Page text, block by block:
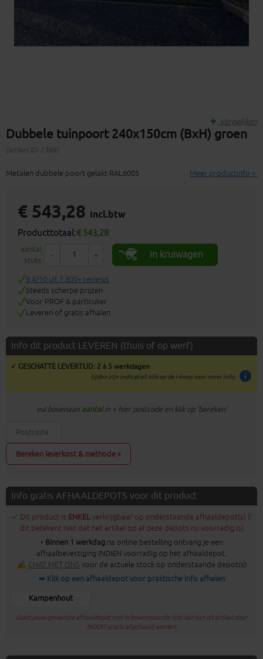
Dubbele tuinpoort 240x150cm (BxH) groen
(artikel ID: 7388)
Vergelijken
Metalen dubbele poort gelakt RAL6005 Meer productinfo »
€ 543,28 incl.btw
Producttotaal:€ 543,28
aantal
stuks
- + In kruiwagen
9.4/10 uit 7.800+ reviews
Steeds scherpe prijzen
Voor PROF & particulier
Leveren of gratis afhalen
Info dit product LEVEREN (thuis of op werf)
✓ GESCHATTE LEVERTIJD: 2 à 5 werkdagen
info
tijden zijn indicatief; klik op de i-knop voor meer info:
vul bovenaan aantalin + hier postcode en klik op 'bereken'
Bereken leverkost & methode »
Info gratis AFHAALDEPOTS voor dit product
✓ Dit product is ENKELverkrijgbaar op onderstaande afhaaldepot(s) (!
dit betekent niet dat het artikel op al deze depots nu voorradig is)
• Binnen 1 werkdagna online bestelling ontvang je een
afhaalbevestiging INDIEN voorradig op het afhaaldepot.
✍ CHAT MET ONS voor de actuele stock op onderstaande depot(s)
➥ Klik op een afhaaldepot voor praktische info afhalen
Kampenhout
Staat jouw gewenste afhaaldepot niet in bovenstaande lijst dan kan dit artikel daar
NOOIT gratis afgehaald worden